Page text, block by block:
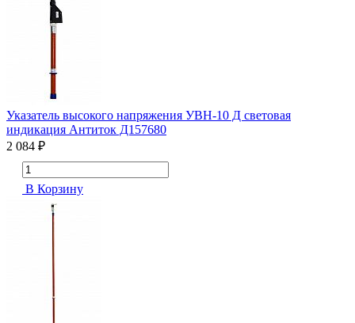
Указатель высокого напряжения УВН-10 Д световая
индикация Антиток Д157680
2 084 ₽
В Корзину